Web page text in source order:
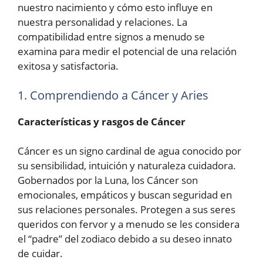
nuestro nacimiento y cómo esto influye en
nuestra personalidad y relaciones. La
compatibilidad entre signos a menudo se
examina para medir el potencial de una relación
exitosa y satisfactoria.
1. Comprendiendo a Cáncer y Aries
Características y rasgos de Cáncer
Cáncer es un signo cardinal de agua conocido por
su sensibilidad, intuición y naturaleza cuidadora.
Gobernados por la Luna, los Cáncer son
emocionales, empáticos y buscan seguridad en
sus relaciones personales. Protegen a sus seres
queridos con fervor y a menudo se les considera
el “padre” del zodiaco debido a su deseo innato
de cuidar.